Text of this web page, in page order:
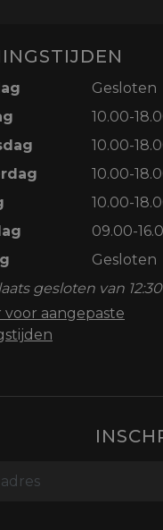
Gesloten
10.00-
10.00-
10.00-
10.00-
09.00-
Gesloten
gesloten van
voor aangepaste